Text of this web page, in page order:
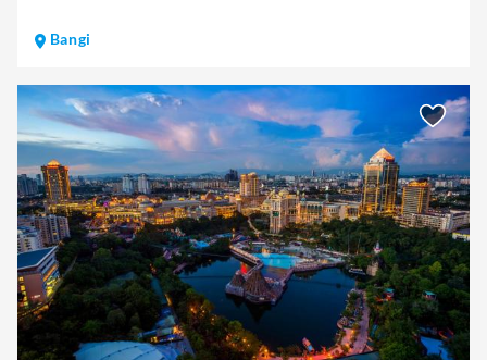
Bangi